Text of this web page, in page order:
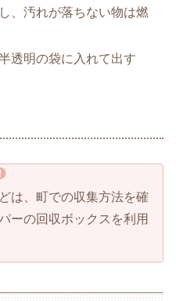
、汚れが落ちない物は燃
透明の袋に入れて出す
は、町での収集方法を確
ーの回収ボックスを利用